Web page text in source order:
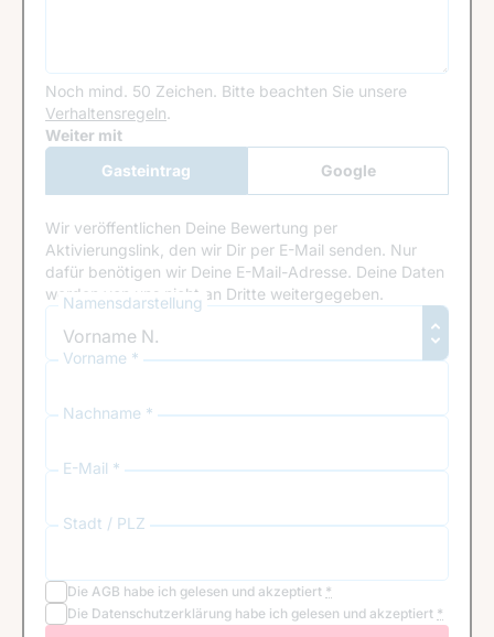
Noch mind. 50 Zeichen. Bitte beachten Sie unsere
Verhaltensregeln.
Google Recaptcha
Weiter mit
Gasteintrag
Google
Anmeldung
Wir veröffentlichen Deine Bewertung per
Aktivierungslink, den wir Dir per E-Mail senden. Nur
dafür benötigen wir Deine E-Mail-Adresse. Deine Daten
werden von uns nicht an Dritte weitergegeben.
Namensdarstellung
Vorname *
Nachname *
E-Mail *
Stadt / PLZ
Die AGB habe ich gelesen und akzeptiert *
Die Datenschutzerklärung habe ich gelesen und akzeptiert *